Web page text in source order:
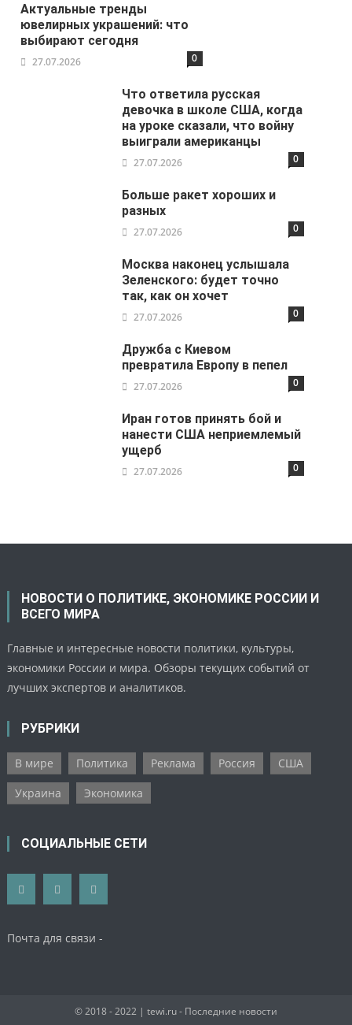
Актуальные тренды
ювелирных украшений: что
выбирают сегодня
27.07.2026 0
Что ответила русская
девочка в школе США, когда
на уроке сказали, что войну
выиграли американцы
27.07.2026 0
Больше ракет хороших и
разных
27.07.2026 0
Москва наконец услышала
Зеленского: будет точно
так, как он хочет
27.07.2026 0
Дружба с Киевом
превратила Европу в пепел
27.07.2026 0
Иран готов принять бой и
нанести США неприемлемый
ущерб
27.07.2026 0
НОВОСТИ О ПОЛИТИКЕ, ЭКОНОМИКЕ РОССИИ И
ВСЕГО МИРА
Главные и интересные новости политики, культуры,
экономики России и мира. Обзоры текущих событий от
лучших экспертов и аналитиков.
РУБРИКИ
В мире Политика Реклама Россия
США
Украина
Экономика
СОЦИАЛЬНЫЕ СЕТИ
Почта для связи -
© 2018 - 2022 | tewi.ru - Последние новости